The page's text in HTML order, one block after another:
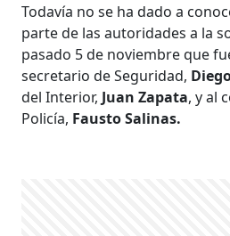
Todavía no se ha dado a
parte de las autoridades a la
pasado 5 de noviembre que
secretario de Seguridad,
del Interior, Juan Zapata, y al
Policía, Fausto Salinas.